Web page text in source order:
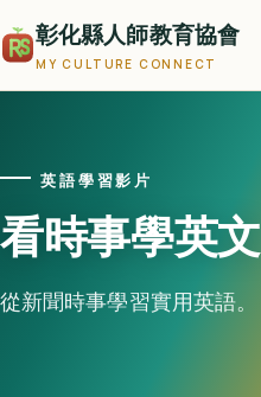
彰化縣人師教育協會
MY CULTURE CONNECT
英語學習影片
看時事學英文
從新聞時事學習實用英語。